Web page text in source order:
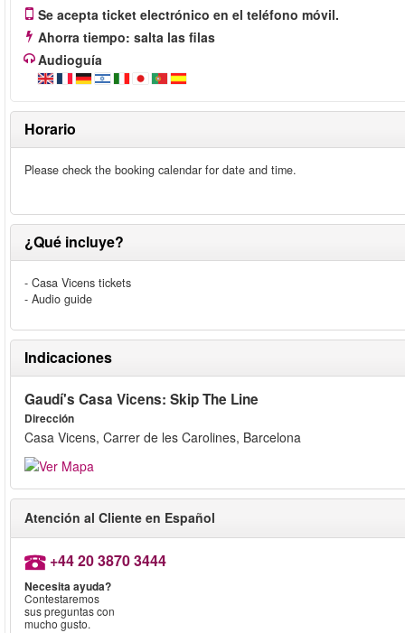
Se acepta ticket electrónico en el teléfono móvil.
Ahorra tiempo: salta las filas
Audioguía
Horario
Please check the booking calendar for date and time.
¿Qué incluye?
- Casa Vicens tickets
- Audio guide
Indicaciones
Gaudí's Casa Vicens: Skip The Line
Dirección
Casa Vicens, Carrer de les Carolines, Barcelona
Atención al Cliente en Español
+44 20 3870 3444
Necesita ayuda?
Contestaremos
sus preguntas con
mucho gusto.